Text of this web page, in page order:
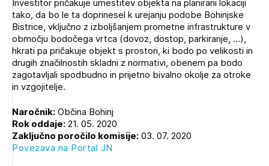
Investitor pričakuje umestitev objekta na planirani lokaciji
tako, da bo le ta doprinesel k urejanju podobe Bohinjske
Bistrice, vključno z izboljšanjem prometne infrastrukture v
območju bodočega vrtca (dovoz, dostop, parkiranje, …),
hkrati pa pričakuje objekt s prostori, ki bodo po velikosti in
drugih značilnostih skladni z normativi, obenem pa bodo
zagotavljali spodbudno in prijetno bivalno okolje za otroke
in vzgojitelje.
Naročnik:Občina Bohinj
Rok oddaje:21. 05. 2020
Zaključno poročilo komisije:03. 07. 2020
Povezava na Portal JN